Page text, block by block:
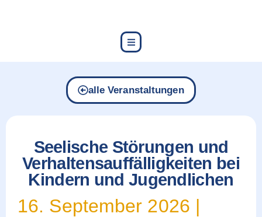
alle Veranstaltungen
Seelische Störungen und
Verhaltensauffälligkeiten bei
Kindern und Jugendlichen
16. September 2026 |